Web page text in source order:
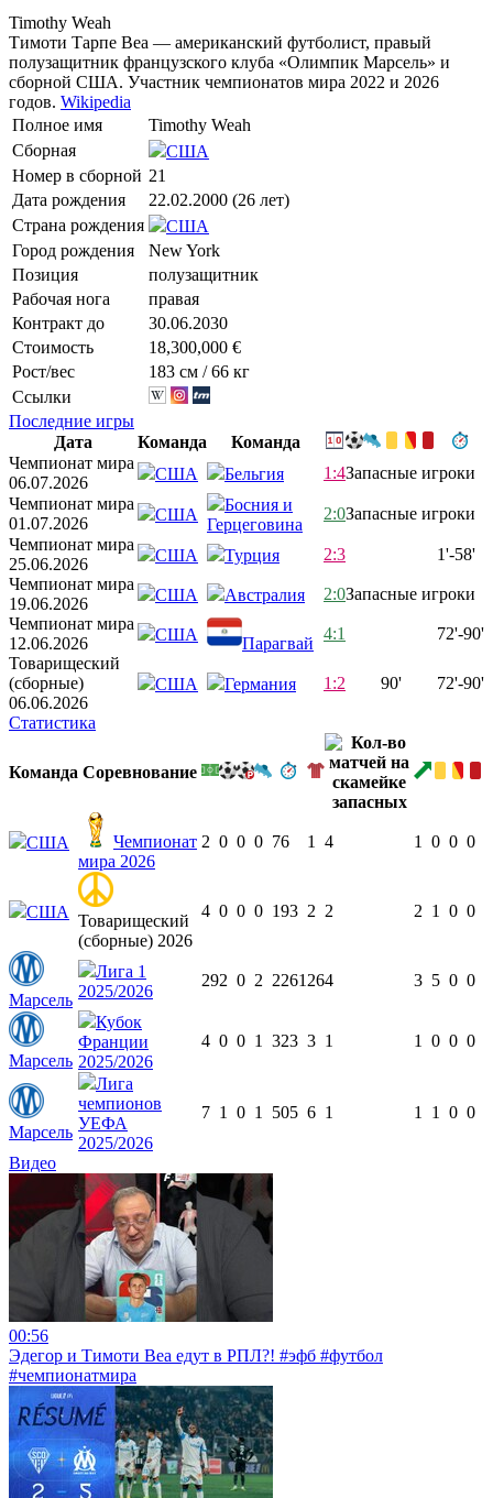
Timothy Weah
Тимоти Тарпе Веа — американский футболист, правый
полузащитник французского клуба «Олимпик Марсель» и
сборной США. Участник чемпионатов мира 2022 и 2026
годов. Wikipedia
Полное имя
Timothy Weah
Сборная
США
Номер в сборной 21
Дата рождения
22.02.2000 (26 лет)
Страна рождения
США
Город рождения
New York
Позиция
полузащитник
Рабочая нога
правая
Контракт до
30.06.2030
Стоимость
18,300,000 €
Рост/вес
183 см / 66 кг
Ссылки
Последние игры
Дата
Команда
Команда
Чемпионат мира
06.07.2026
США Бельгия 1:4Запасные игроки
Чемпионат мира
01.07.2026
США
Босния и
Герцеговина
2:0Запасные игроки
Чемпионат мира
25.06.2026
США Турция 2:3
1'-58'
Чемпионат мира
19.06.2026
США Австралия 2:0Запасные игроки
Чемпионат мира
12.06.2026
США Парагвай
4:1
72'-90'
Товарищеский
(сборные)
06.06.2026
США Германия 1:2 90' 72'-90'
Статистика
Команда Соревнование
США
Чемпионат
мира 2026
2 0 0 0 76 1 4 1 0 0 0
США Товарищеский
(сборные) 2026
4 0 0 0 193 2 2 2 1 0 0
Марсель
Лига 1
2025/2026
292 0 2 2261 264 3 5 0 0
Марсель
Кубок
Франции
2025/2026
4 0 0 1 323 3 1 1 0 0 0
Марсель
Лига
чемпионов
УЕФА
2025/2026
7 1 0 1 505 6 1 1 1 0 0
Видео
00:56
Эдегор и Тимоти Веа едут в РПЛ?! #эфб #футбол
#чемпионатмира